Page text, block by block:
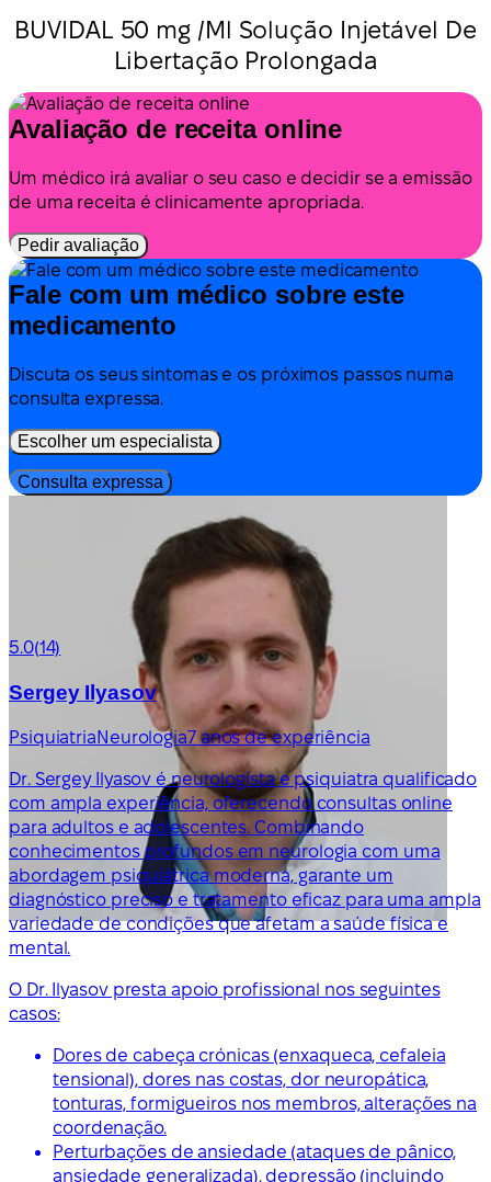
BUVIDAL 50 mg /Ml Solução Injetável De
Libertação Prolongada
Avaliação de receita online
Um médico irá avaliar o seu caso e decidir se a emissão
de uma receita é clinicamente apropriada.
Pedir avaliação
Fale com um médico sobre este
medicamento
Discuta os seus sintomas e os próximos passos numa
consulta expressa.
Escolher um especialista
Consulta expressa
5.0(14)
Sergey Ilyasov
PsiquiatriaNeurologia7 anos de experiência
Dr. Sergey Ilyasov é neurologista e psiquiatra qualificado
com ampla experiência, oferecendo consultas online
para adultos e adolescentes. Combinando
conhecimentos profundos em neurologia com uma
abordagem psiquiátrica moderna, garante um
diagnóstico preciso e tratamento eficaz para uma ampla
variedade de condições que afetam a saúde física e
mental.
O Dr. Ilyasov presta apoio profissional nos seguintes
casos:
Dores de cabeça crónicas (enxaqueca, cefaleia
tensional), dores nas costas, dor neuropática,
tonturas, formigueiros nos membros, alterações na
coordenação.
Perturbações de ansiedade (ataques de pânico,
ansiedade generalizada), depressão (incluindo